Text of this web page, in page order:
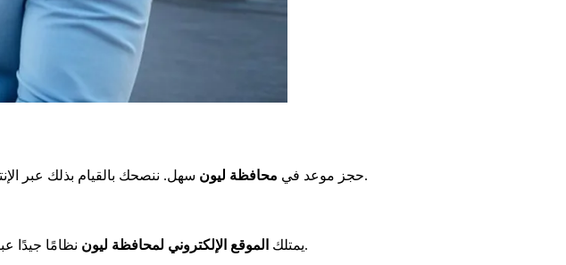
حجز موعد في محافظة ليون سهل. ننصحك بالقيام بذلك عبر موجود لهذا الغرض. يمكنك اختيار تاريخك ووقتك بدون مشاكل لإجراءاتك.
يمتلك الموقع الإلكتروني لمحافظة ليون نظامًا جيدًا عبر الإنترنت. يتيح لك اختيار سبب زيارتك، ثم يومًا ووقتًا يناسبانك. بذلك، لن تضطر إلى الانتظار وستستقبل بسرعة.